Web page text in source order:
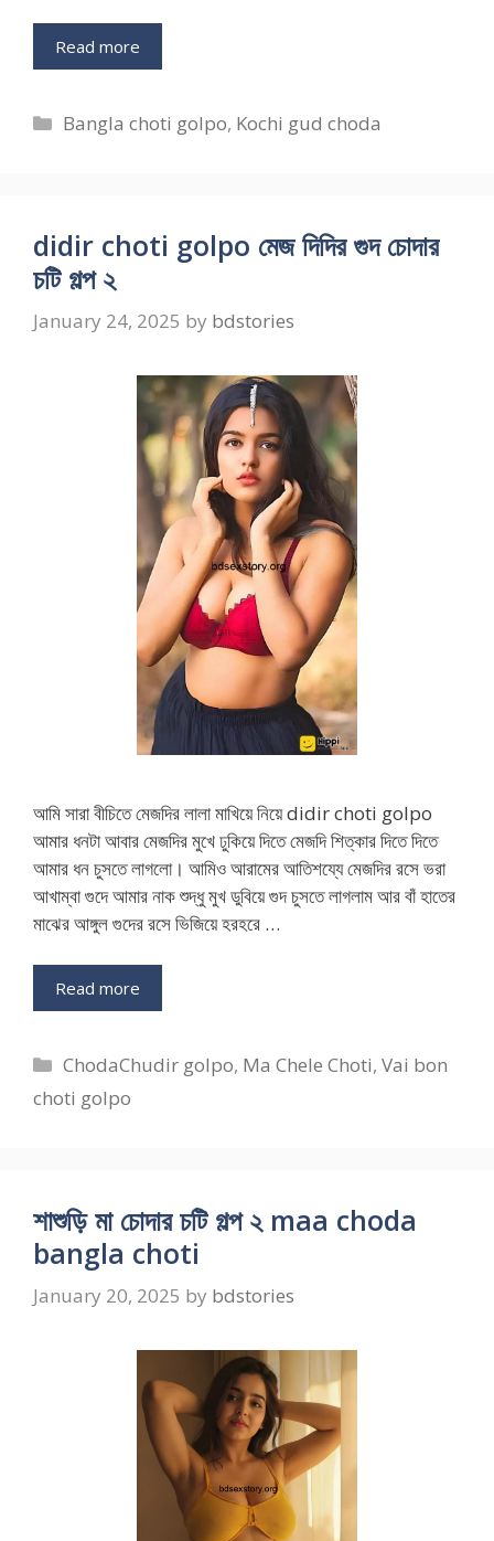
Read more
Categories
Bangla choti golpo, Kochi gud choda
didir choti golpo মেজ দিদির গুদ চোদার
চটি গল্প ২
January 24, 2025 by bdstories
আমি সারা বীচিতে মেজদির লালা মাখিয়ে নিয়ে didir choti golpo
আমার ধনটা আবার মেজদির মুখে ঢুকিয়ে দিতে মেজদি শিত্কার দিতে দিতে
আমার ধন চুসতে লাগলো। আমিও আরামের আতিশয্যে মেজদির রসে ভরা
আখাম্বা গুদে আমার নাক শুদ্ধু মুখ ডুবিয়ে গুদ চুসতে লাগলাম আর বাঁ হাতের
মাঝের আঙ্গুল গুদের রসে ভিজিয়ে হরহরে …
Read more
Categories
ChodaChudir golpo, Ma Chele Choti,Vai bon
choti golpo
শাশুড়ি মা চোদার চটি গল্প ২ maa choda
bangla choti
January 20, 2025 by bdstories